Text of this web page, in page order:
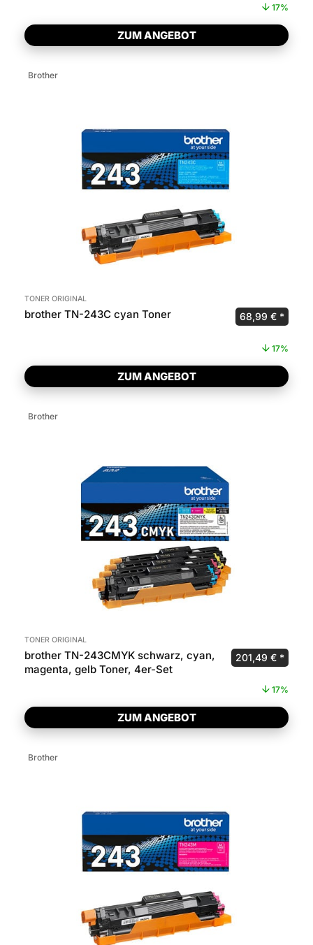
17%
ZUM ANGEBOT
Brother
TONER ORIGINAL
brother TN-243C cyan Toner Ursprünglicher
68,99 €
17%
ZUM ANGEBOT
Brother
TONER ORIGINAL
brother TN-243CMYK schwarz, cyan,
magenta, gelb Toner, 4er-Set
Ursprünglicher
201,49 €
17%
ZUM ANGEBOT
Brother